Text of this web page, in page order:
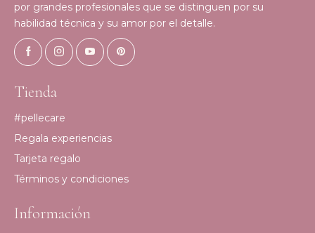
por grandes profesionales que se distinguen por su
habilidad técnica y su amor por el detalle.
Tienda
#pellecare
Regala experiencias
Tarjeta regalo
Términos y condiciones
Información